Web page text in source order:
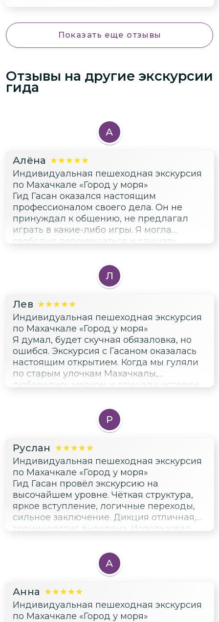
Показать еще отзывы
Отзывы на другие экскурсии
гида
А
Алёна
Индивидуальная пешеходная экскурсия
по Махачкале «Город у моря»
Гид Гасан оказался настоящим
профессионалом своего дела. Он не
принуждал к общению, не предлагал
играть в какие-либо игры. Я могла
свободно перемещаться и слушать
от группы. Это было именно то, что
возможность наслаждаться экскурсией
прекрасно организованную прогулку по
Махачкале!
Л
Лев
Индивидуальная пешеходная экскурсия
по Махачкале «Город у моря»
Я думал, будет скучная обязаловка, но
ошибся. Экскурсия с Гасаном оказалась
настоящим открытием. Когда мы гуляли
по старым улочкам Махачкалы,
любовались маяком и слушали истории
и телефоне. Это был своего рода «сеанс
перезагрузки мозга». Огромное спасибо
Гасану за живые эмоции и впечатления.
это особенное место, которое стоит
посетить.
Р
Руслан
Индивидуальная пешеходная экскурсия
по Махачкале «Город у моря»
Гид Гасан провёл экскурсию на
высочайшем уровне. Чёткая структура,
яркое вступление, логичные переходы,
сильное заключение. Дикция отличная,
терминология выверена. Использовал
сделало экскурсию не только
познавательной, но и увлекательной.
Чувствуется профессионализм и
рекомендую!
А
Анна
Индивидуальная пешеходная экскурсия
по Махачкале «Город у моря»